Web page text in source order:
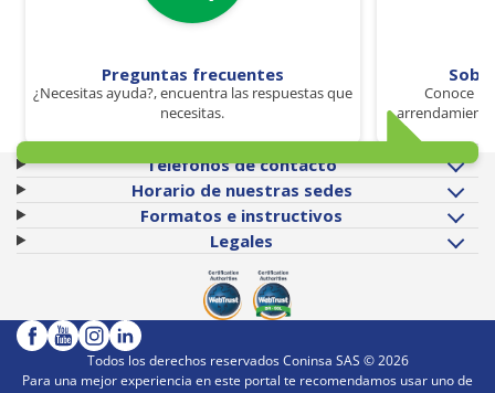
Preguntas frecuentes
¿Necesitas ayuda?, encuentra las respuestas que
necesitas.
Conoce
Teléfonos de contacto
Horario de nuestras sedes
Formatos e instructivos
Legales
Todos los derechos reservados Coninsa SAS ©2026
Para una mejor experiencia en este portal te recomendamos usar uno de